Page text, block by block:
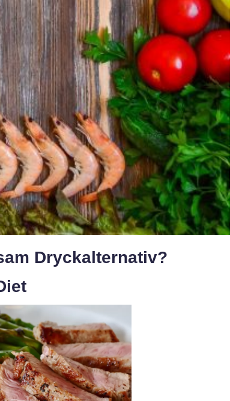
Dryckalternativ?